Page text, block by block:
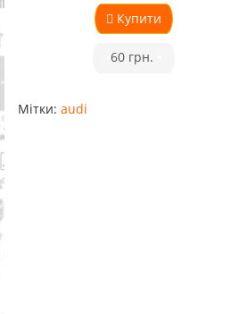
Купити
60 грн.
Мітки: audi